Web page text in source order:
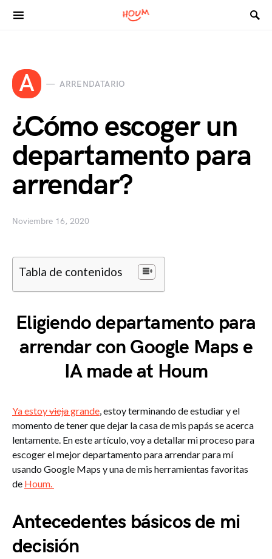
Search for:
A ARRENDATARIO
¿Cómo escoger un
departamento para
arrendar?
Noviembre 16, 2020
Tabla de contenidos
Eligiendo departamento para
arrendar con Google Maps e
IA made at Houm
Ya estoyviejagrande, estoy terminando de estudiar y el
momento de tener que dejar la casa de mis papás se acerca
lentamente. En este artículo, voy a detallar mi proceso para
escoger el mejor departamento para arrendar para mí
usando Google Maps y una de mis herramientas favoritas
de Houm.
Antecedentes básicos de mi
decisión